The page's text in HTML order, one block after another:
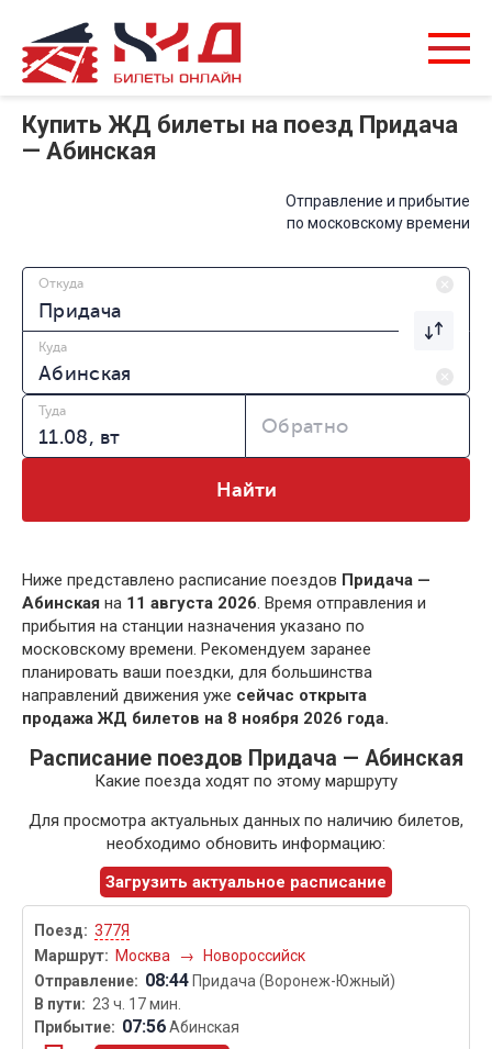
Купить ЖД билеты на поезд Придача
— Абинская
Отправление и прибытие
по московскому времени
Откуда
Куда
Туда
Обратно
Найти
Ниже представлено расписание поездов Придача —
Абинская на 11 августа 2026. Время отправления и
прибытия на станции назначения указано по
московскому времени. Рекомендуем заранее
планировать ваши поездки, для большинства
направлений движения уже сейчас открыта
продажа ЖД билетов на 8 ноября 2026 года.
Расписание поездов Придача — Абинская
Какие поезда ходят по этому маршруту
Для просмотра актуальных данных по наличию билетов,
необходимо обновить информацию:
Загрузить актуальное расписание
377Я
Москва
→ Новороссийск
08:44 Придача (Воронеж-Южный)
23 ч. 17 мин.
07:56Абинская